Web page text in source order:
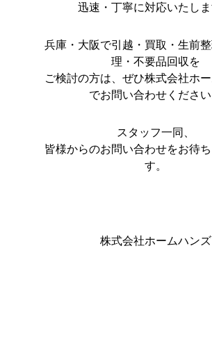
迅速・丁寧に対応いたしま
兵庫・大阪で引越・買取・生前
理・不要品回収を
ご検討の方は、ぜひ株式会社ホ
でお問い合わせください
スタッフ一同、
皆様からのお問い合わせをお待
す。
株式会社ホームハンズ